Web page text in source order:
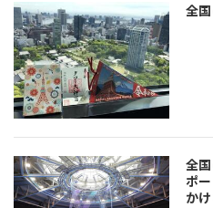
全
全
ポ
か